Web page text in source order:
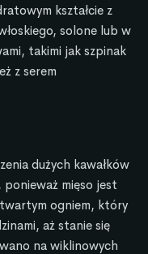
kształcie z
solone lub w
takimi jak szpinak
z serem
dużych kawałków
ponieważ mięso jest
ogniem, który
aż stanie się
na wiklinowych